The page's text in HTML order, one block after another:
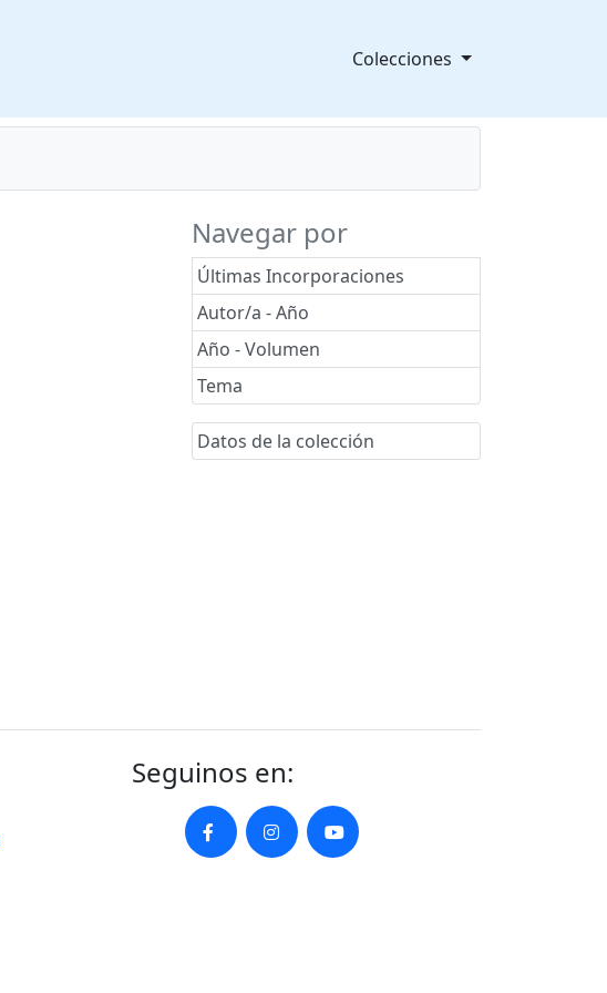
Colecciones
Navegar por
Últimas Incorporaciones
Autor/a - Año
Año - Volumen
Tema
Datos de la colección
Seguinos en: